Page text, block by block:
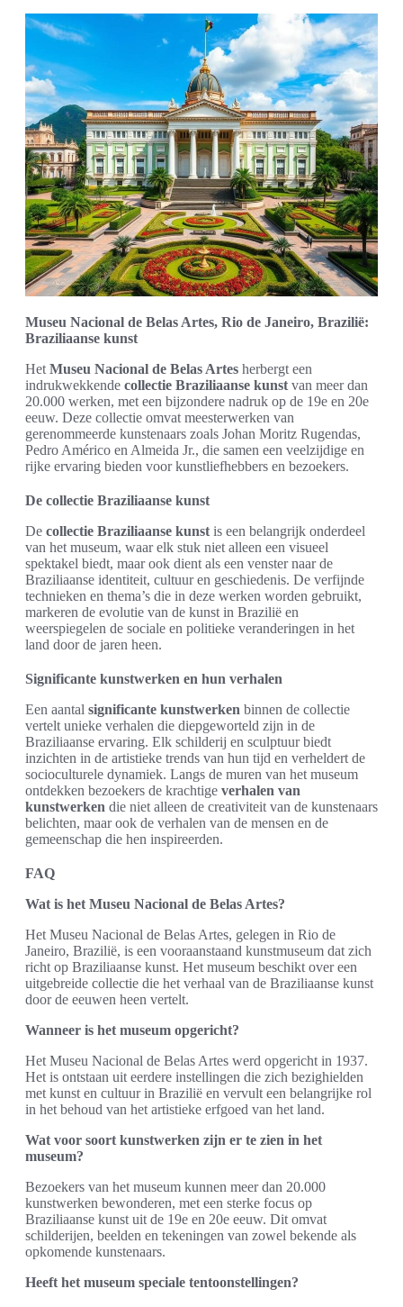
Museu Nacional de Belas Artes, Rio de Janeiro, Brazilië:
Braziliaanse kunst
Het Museu Nacional de Belas Artes herbergt een
indrukwekkende collectie Braziliaanse kunst van meer dan
20.000 werken, met een bijzondere nadruk op de 19e en 20e
eeuw. Deze collectie omvat meesterwerken van
gerenommeerde kunstenaars zoals Johan Moritz Rugendas,
Pedro Américo en Almeida Jr., die samen een veelzijdige en
rijke ervaring bieden voor kunstliefhebbers en bezoekers.
De collectie Braziliaanse kunst
De collectie Braziliaanse kunst is een belangrijk onderdeel
van het museum, waar elk stuk niet alleen een visueel
spektakel biedt, maar ook dient als een venster naar de
Braziliaanse identiteit, cultuur en geschiedenis. De verfijnde
technieken en thema’s die in deze werken worden gebruikt,
markeren de evolutie van de kunst in Brazilië en
weerspiegelen de sociale en politieke veranderingen in het
land door de jaren heen.
Significante kunstwerken en hun verhalen
Een aantal significante kunstwerken binnen de collectie
vertelt unieke verhalen die diepgeworteld zijn in de
Braziliaanse ervaring. Elk schilderij en sculptuur biedt
inzichten in de artistieke trends van hun tijd en verheldert de
socioculturele dynamiek. Langs de muren van het museum
ontdekken bezoekers de krachtige verhalen van
kunstwerken die niet alleen de creativiteit van de kunstenaars
belichten, maar ook de verhalen van de mensen en de
gemeenschap die hen inspireerden.
FAQ
Wat is het Museu Nacional de Belas Artes?
Het Museu Nacional de Belas Artes, gelegen in Rio de
Janeiro, Brazilië, is een vooraanstaand kunstmuseum dat zich
richt op Braziliaanse kunst. Het museum beschikt over een
uitgebreide collectie die het verhaal van de Braziliaanse kunst
door de eeuwen heen vertelt.
Wanneer is het museum opgericht?
Het Museu Nacional de Belas Artes werd opgericht in 1937.
Het is ontstaan uit eerdere instellingen die zich bezighielden
met kunst en cultuur in Brazilië en vervult een belangrijke rol
in het behoud van het artistieke erfgoed van het land.
Wat voor soort kunstwerken zijn er te zien in het
museum?
Bezoekers van het museum kunnen meer dan 20.000
kunstwerken bewonderen, met een sterke focus op
Braziliaanse kunst uit de 19e en 20e eeuw. Dit omvat
schilderijen, beelden en tekeningen van zowel bekende als
opkomende kunstenaars.
Heeft het museum speciale tentoonstellingen?